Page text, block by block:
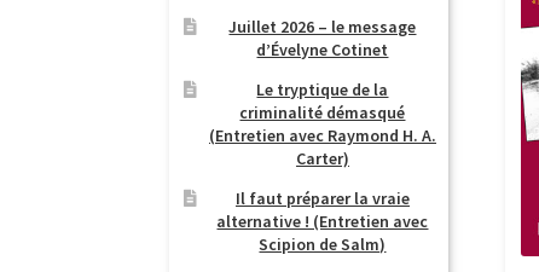
Juillet 2026 – le message
d’Évelyne Cotinet
Le tryptique de la
criminalité démasqué
(Entretien avec Raymond H. A.
Carter)
Il faut préparer la vraie
alternative ! (Entretien avec
Scipion de Salm)